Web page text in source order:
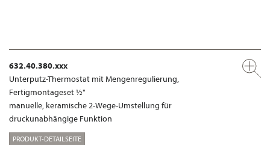
632.40.380.xxx
Unterputz-Thermostat mit Mengenregulierung,
Fertigmontageset ½"
manuelle, keramische 2-Wege-Umstellung für
druckunabhängige Funktion
PRODUKT-DETAILSEITE